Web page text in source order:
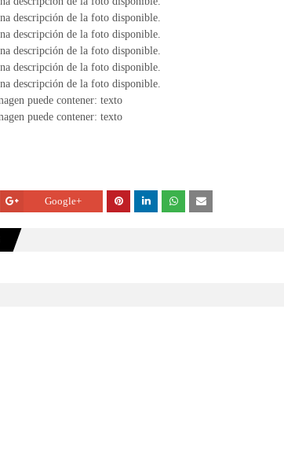
Google+